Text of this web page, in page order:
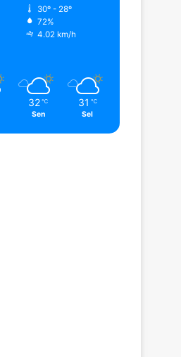
30º - 28º
72%
4.02 km/h
32 ℃
Sen
31 ℃
Sel